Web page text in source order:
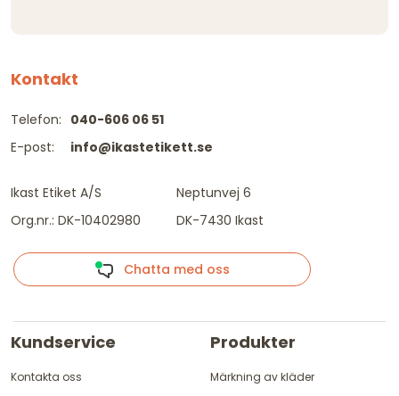
Kontakt
Telefon:
E-post:
040-606 06 51
info@ikastetikett.se
Ikast Etiket A/S
Org.nr.: DK-10402980
Neptunvej 6
DK-7430 Ikast
Chatta med oss
Kundservice
Kontakta oss
Produkter
Märkning av kläder